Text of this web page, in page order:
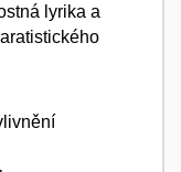
lyrika a